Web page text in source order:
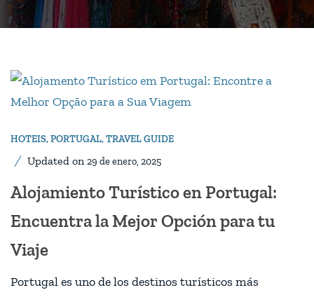
HOTEIS,PORTUGAL,TRAVEL GUIDE
Updated on 29 de enero, 2025
Alojamiento Turístico en Portugal:
Encuentra la Mejor Opción para tu
Viaje
Portugal es uno de los destinos turísticos más